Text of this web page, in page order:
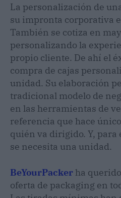
La personalización de
su impronta corporativa
También se cotiza en
personalizando la
propio cliente. De ahí el
compra de cajas
unidad. Su elaboración
tradicional modelo de
en las herramientas de
referencia que hace
quién va dirigido. Y, para
se necesita una unidad.
BeYourPacker ha
oferta de packaging en